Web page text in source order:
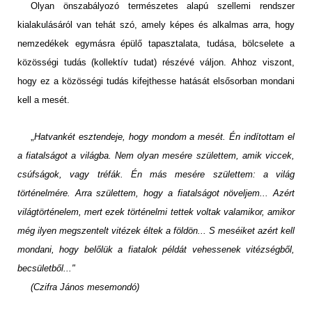
Olyan önszabályozó természetes alapú szellemi rendszer
kialakulásáról van tehát szó, amely képes és alkalmas arra, hogy
nemzedékek egymásra épülő tapasztalata, tudása, bölcselete a
közösségi tudás (kollektív tudat) részévé váljon. Ahhoz viszont,
hogy ez a közösségi tudás kifejthesse hatását elsősorban mondani
kell a mesét.
Hatvankét esztendeje, hogy mondom a mesét. Én indítottam el
a fiatalságot a világba. Nem olyan mesére születtem, amik viccek,
csúfságok, vagy tréfák. Én más mesére születtem: a világ
történelmére. Arra születtem, hogy a fiatalságot növeljem... Azért
világtörténelem, mert ezek történelmi tettek voltak valamikor, amikor
még ilyen megszentelt vitézek éltek a földön... S meséiket azért kell
mondani, hogy belőlük a fiatalok példát vehessenek vitézségből,
becsületből..."
(Czifra János mesemondó)